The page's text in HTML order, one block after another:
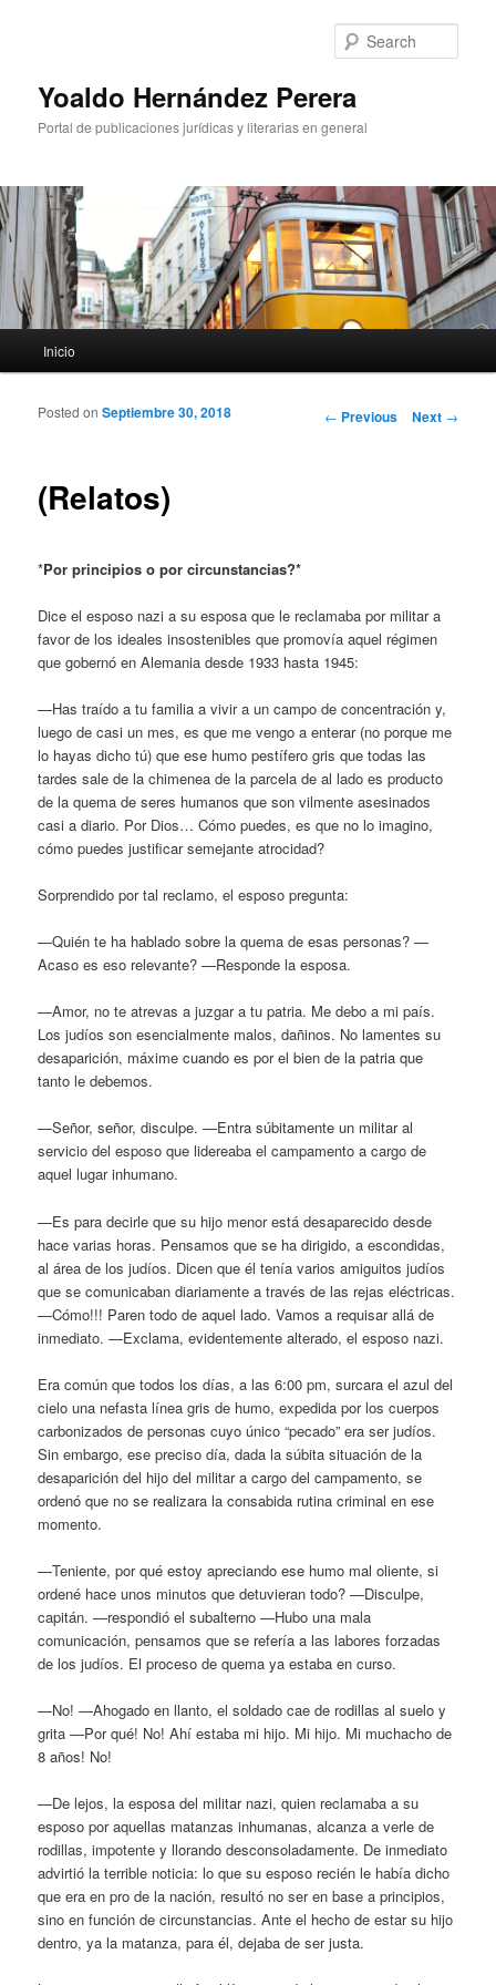
Yoaldo Hernández Perera
Portal de publicaciones jurídicas y literarias en general
Skip to primary content
Skip to secondary content
Inicio
Post navigation
← Previous Next →
(Relatos)
Posted onSeptiembre 30, 2018
*Por principios o por circunstancias?*
Dice el esposo nazi a su esposa que le reclamaba por militar a
favor de los ideales insostenibles que promovía aquel régimen
que gobernó en Alemania desde 1933 hasta 1945:
—Has traído a tu familia a vivir a un campo de concentración y,
luego de casi un mes, es que me vengo a enterar (no porque me
lo hayas dicho tú) que ese humo pestífero gris que todas las
tardes sale de la chimenea de la parcela de al lado es producto
de la quema de seres humanos que son vilmente asesinados
casi a diario. Por Dios… Cómo puedes, es que no lo imagino,
cómo puedes justificar semejante atrocidad?
Sorprendido por tal reclamo, el esposo pregunta:
—Quién te ha hablado sobre la quema de esas personas? —
Acaso es eso relevante? —Responde la esposa.
—Amor, no te atrevas a juzgar a tu patria. Me debo a mi país.
Los judíos son esencialmente malos, dañinos. No lamentes su
desaparición, máxime cuando es por el bien de la patria que
tanto le debemos.
—Señor, señor, disculpe. —Entra súbitamente un militar al
servicio del esposo que lidereaba el campamento a cargo de
aquel lugar inhumano.
—Es para decirle que su hijo menor está desaparecido desde
hace varias horas. Pensamos que se ha dirigido, a escondidas,
al área de los judíos. Dicen que él tenía varios amiguitos judíos
que se comunicaban diariamente a través de las rejas eléctricas.
—Cómo!!! Paren todo de aquel lado. Vamos a requisar allá de
inmediato. —Exclama, evidentemente alterado, el esposo nazi.
Era común que todos los días, a las 6:00 pm, surcara el azul del
cielo una nefasta línea gris de humo, expedida por los cuerpos
carbonizados de personas cuyo único “pecado” era ser judíos.
Sin embargo, ese preciso día, dada la súbita situación de la
desaparición del hijo del militar a cargo del campamento, se
ordenó que no se realizara la consabida rutina criminal en ese
momento.
—Teniente, por qué estoy apreciando ese humo mal oliente, si
ordené hace unos minutos que detuvieran todo? —Disculpe,
capitán. —respondió el subalterno —Hubo una mala
comunicación, pensamos que se refería a las labores forzadas
de los judíos. El proceso de quema ya estaba en curso.
—No! —Ahogado en llanto, el soldado cae de rodillas al suelo y
grita —Por qué! No! Ahí estaba mi hijo. Mi hijo. Mi muchacho de
8 años! No!
—De lejos, la esposa del militar nazi, quien reclamaba a su
esposo por aquellas matanzas inhumanas, alcanza a verle de
rodillas, impotente y llorando desconsoladamente. De inmediato
advirtió la terrible noticia: lo que su esposo recién le había dicho
que era en pro de la nación, resultó no ser en base a principios,
sino en función de circunstancias. Ante el hecho de estar su hijo
dentro, ya la matanza, para él, dejaba de ser justa.